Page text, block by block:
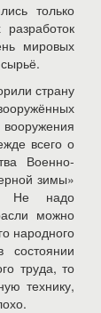
только
мировых
страну
всего о
Военно-
зимы»
Не надо
можно
народного
труда, то
технику,